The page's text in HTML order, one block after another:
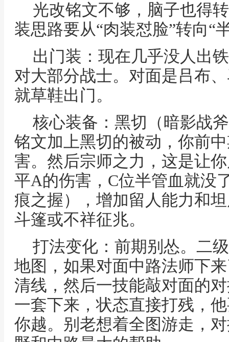
光改铭文不够，脑子也得
装思路要从“肉装怼脸”转向“
出门装：现在几乎没人出
对大部分战士。对面是吕布
就草鞋出门。
核心装备：黑切（暗影战
铭文加上黑切的被动，你前
害。然后宗师之力，这是让
平A的伤害，C位半管血就没
痕之握），增加留人能力和
斗篷或不祥征兆。
打法变化：前期别怂。二
地图，如果对面中路法师下
清线，然后一技能敲对面的
一套下来，状态直接打残，
你越。别老想着全图游走，